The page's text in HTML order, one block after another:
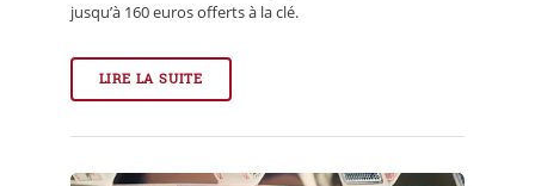
jusqu’à 160 euros offerts à la clé.
LIRE LA SUITE